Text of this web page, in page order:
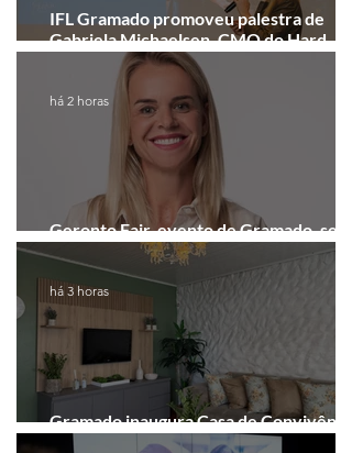
IFL Gramado promoveu palestra de
Gabriela Michaelsen, CMO do Hard
Rock Cafe Gramado
Geronto Fair, evento de Gramado, será
realizada em formato digital
há 2 horas
Gramado inaugura Casa de Convivência
dedicada às mulheres
há 3 horas